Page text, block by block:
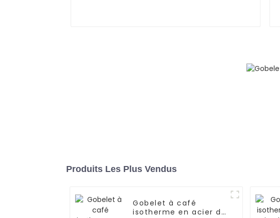
Produits Les Plus Vendus
Gobelet à café
isotherme en acier de